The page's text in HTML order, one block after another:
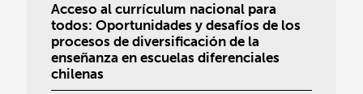
Acceso al currículum nacional para
todos: Oportunidades y desafíos de los
procesos de diversificación de la
enseñanza en escuelas diferenciales
chilenas